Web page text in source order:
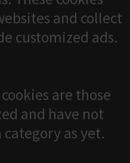
and collect
customized ads.
are those
and have not
as yet.